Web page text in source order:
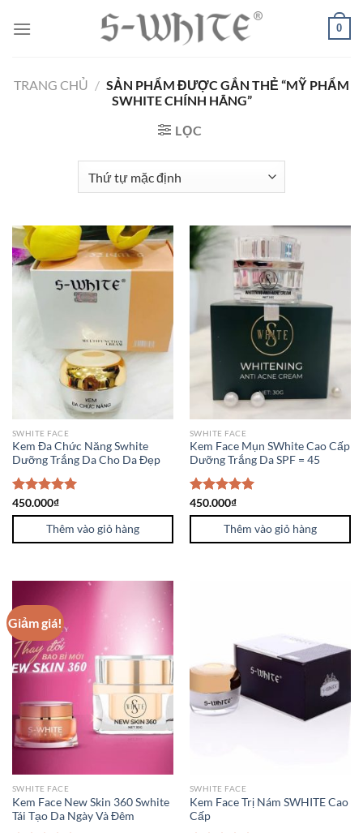
đến
0
TRANG CHỦ / SẢN PHẨM ĐƯỢC GẮN THẺ “MỸ PHẨM
SWHITE CHÍNH HÃNG”
LỌC
SWHITE FACE
Kem Đa Chức Năng Swhite
Dưỡng Trắng Da Cho Da Đẹp
Được xếp
hạng5.00
450.000₫
Thêm vào giỏ hàng
SWHITE FACE
Kem Face Mụn SWhite Cao Cấp
Dưỡng Trắng Da SPF = 45
Được xếp
hạng5.00
450.000₫
Thêm vào giỏ hàng
Giảm giá!
SWHITE FACE
Kem Face New Skin 360 Swhite
Tái Tạo Da Ngày Và Đêm
SWHITE FACE
Kem Face Trị Nám SWHITE Cao
Cấp